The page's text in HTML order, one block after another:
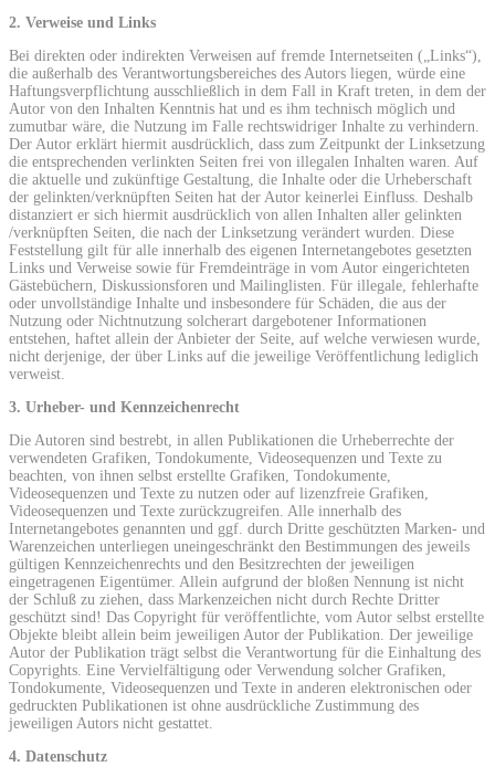
2. Verweise und Links
Bei direkten oder indirekten Verweisen auf fremde Internetseiten („Links“),
die außerhalb des Verantwortungsbereiches des Autors liegen, würde eine
Haftungsverpflichtung ausschließlich in dem Fall in Kraft treten, in dem der
Autor von den Inhalten Kenntnis hat und es ihm technisch möglich und
zumutbar wäre, die Nutzung im Falle rechtswidriger Inhalte zu verhindern.
Der Autor erklärt hiermit ausdrücklich, dass zum Zeitpunkt der Linksetzung
die entsprechenden verlinkten Seiten frei von illegalen Inhalten waren. Auf
die aktuelle und zukünftige Gestaltung, die Inhalte oder die Urheberschaft
der gelinkten/verknüpften Seiten hat der Autor keinerlei Einfluss. Deshalb
distanziert er sich hiermit ausdrücklich von allen Inhalten aller gelinkten
/verknüpften Seiten, die nach der Linksetzung verändert wurden. Diese
Feststellung gilt für alle innerhalb des eigenen Internetangebotes gesetzten
Links und Verweise sowie für Fremdeinträge in vom Autor eingerichteten
Gästebüchern, Diskussionsforen und Mailinglisten. Für illegale, fehlerhafte
oder unvollständige Inhalte und insbesondere für Schäden, die aus der
Nutzung oder Nichtnutzung solcherart dargebotener Informationen
entstehen, haftet allein der Anbieter der Seite, auf welche verwiesen wurde,
nicht derjenige, der über Links auf die jeweilige Veröffentlichung lediglich
verweist.
3. Urheber- und Kennzeichenrecht
Die Autoren sind bestrebt, in allen Publikationen die Urheberrechte der
verwendeten Grafiken, Tondokumente, Videosequenzen und Texte zu
beachten, von ihnen selbst erstellte Grafiken, Tondokumente,
Videosequenzen und Texte zu nutzen oder auf lizenzfreie Grafiken,
Videosequenzen und Texte zurückzugreifen. Alle innerhalb des
Internetangebotes genannten und ggf. durch Dritte geschützten Marken- und
Warenzeichen unterliegen uneingeschränkt den Bestimmungen des jeweils
gültigen Kennzeichenrechts und den Besitzrechten der jeweiligen
eingetragenen Eigentümer. Allein aufgrund der bloßen Nennung ist nicht
der Schluß zu ziehen, dass Markenzeichen nicht durch Rechte Dritter
geschützt sind! Das Copyright für veröffentlichte, vom Autor selbst erstellte
Objekte bleibt allein beim jeweiligen Autor der Publikation. Der jeweilige
Autor der Publikation trägt selbst die Verantwortung für die Einhaltung des
Copyrights. Eine Vervielfältigung oder Verwendung solcher Grafiken,
Tondokumente, Videosequenzen und Texte in anderen elektronischen oder
gedruckten Publikationen ist ohne ausdrückliche Zustimmung des
jeweiligen Autors nicht gestattet.
4. Datenschutz